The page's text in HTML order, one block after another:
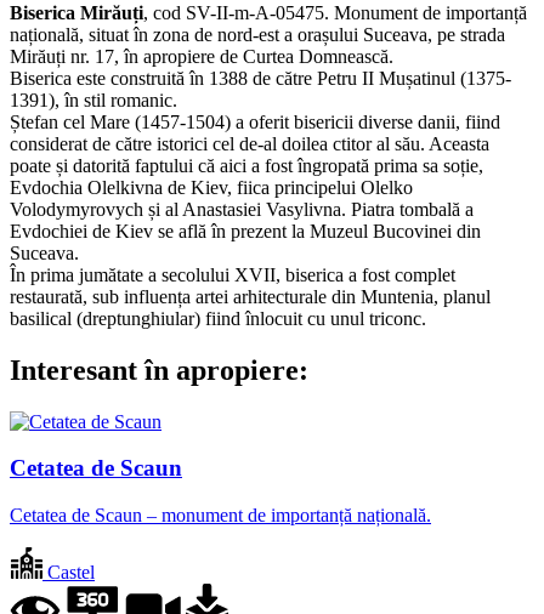
Biserica Mirăuți, cod SV-II-m-A-05475. Monument de importanță
națională, situat în zona de nord-est a orașului Suceava, pe strada
Mirăuți nr. 17, în apropiere de Curtea Domnească.
Biserica este construită în 1388 de către Petru II Mușatinul (1375-
1391), în stil romanic.
Ștefan cel Mare (1457-1504) a oferit bisericii diverse danii, fiind
considerat de către istorici cel de-al doilea ctitor al său. Aceasta
poate și datorită faptului că aici a fost îngropată prima sa soție,
Evdochia Olelkivna de Kiev, fiica principelui Olelko
Volodymyrovych și al Anastasiei Vasylivna. Piatra tombală a
Evdochiei de Kiev se află în prezent la Muzeul Bucovinei din
Suceava.
În prima jumătate a secolului XVII, biserica a fost complet
restaurată, sub influența artei arhitecturale din Muntenia, planul
basilical (dreptunghiular) fiind înlocuit cu unul triconc.
Interesant în apropiere:
Cetatea de Scaun
Cetatea de Scaun – monument de importanță națională.
Castel